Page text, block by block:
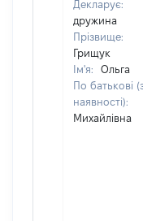
Декларує:
дружина
Прізвище:
Грищук
Ім'я:
Ольга
По батькові
наявності):
Михайлівна